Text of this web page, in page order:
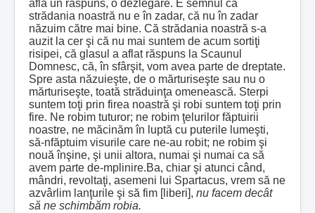
află un răspuns, o dezlegare. E semnul că
strădania noastră nu e în zadar, că nu în zadar
năzuim către mai bine. Că strădania noastră s-a
auzit la cer şi că nu mai suntem de acum sortiţi
risipei, că glasul a aflat răspuns la Scaunul
Domnesc, că, în sfârşit, vom avea parte de dreptate.
Spre asta năzuieşte, de o mărturiseşte sau nu o
mărturiseşte, toată străduinţa omenească. Sterpi
suntem toţi prin firea noastră şi robi suntem toţi prin
fire. Ne robim tuturor; ne robim ţelurilor făptuirii
noastre, ne măcinăm în luptă cu puterile lumeşti,
să-nfăptuim visurile care ne-au robit; ne robim şi
nouă înşine, şi unii altora, numai şi numai ca să
avem parte de-mplinire.Ba, chiar şi atunci când,
mândri, revoltaţi, asemeni lui Spartacus, vrem să ne
azvârlim lanţurile şi să fim [liberi], nu facem decât
să ne schimbăm robia.